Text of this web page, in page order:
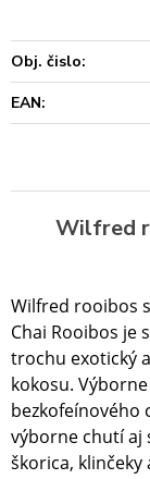
Obj. čislo:
EAN:
Wilfred
Wilfred rooibos
Chai Rooibos je
trochu exotický
kokosu.
bezkofeínového
výborne chutí aj
škorica,